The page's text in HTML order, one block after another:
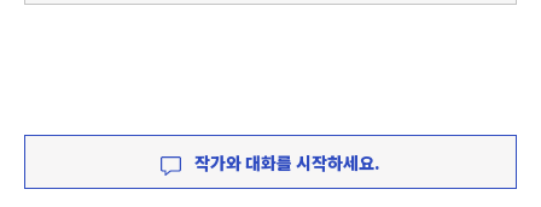
작가와 대화를 시작하세요.